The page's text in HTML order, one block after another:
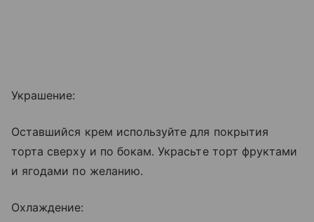
Украшение:
Оставшийся крем используйте для покрытия
торта сверху и по бокам. Украсьте торт фруктами
и ягодами по желанию.
Охлаждение: